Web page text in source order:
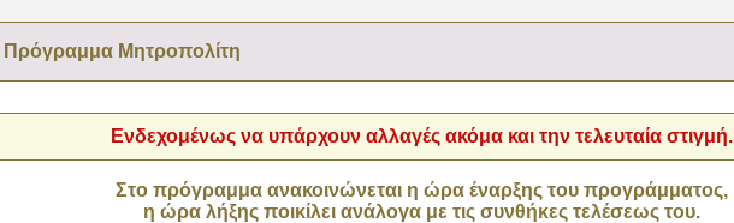
Πρόγραμμα Μητροπολίτη
Ενδεχομένως να υπάρχουν αλλαγές ακόμα και την τελευταία στιγμή.
Στο πρόγραμμα ανακοινώνεται η ώρα έναρξης του προγράμματος,
η ώρα λήξης ποικίλει ανάλογα με τις συνθήκες τελέσεως του.